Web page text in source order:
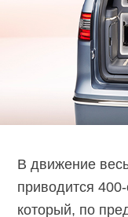
В движение
приводится
который, по